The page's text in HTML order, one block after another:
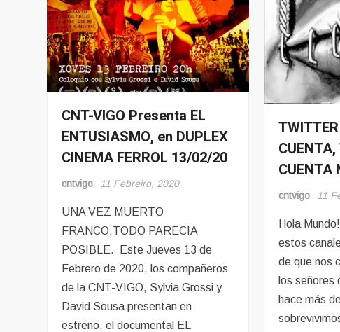
Eventos
CNT-VIGO Presenta EL
ENTUSIASMO, en DUPLEX
CINEMA FERROL 13/02/20
cntvigo 11 Febreiro, 2020
UNA VEZ MUERTO
FRANCO,TODO PARECIA
POSIBLE. Este Jueves 13 de
Febrero de 2020, los compañeros
de la CNT-VIGO, Sylvia Grossi y
David Sousa presentan en
estreno, el documental EL
Eventos
CUENTA
cntvigo 11
Hola
estos
de que nos
los señores
hace más